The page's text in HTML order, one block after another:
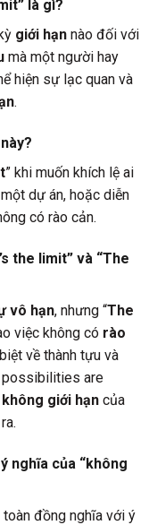
là gì?
giới hạn nào đối với
mà một người hay
hiện sự lạc quan và
.
” khi muốn khích lệ ai
dự án, hoặc diễn
có rào cản.
the limit” và “The
vô hạn, nhưng “The
việc không có rào
về thành tựu và
possibilities are
giới hạn của
nghĩa của “không
toàn đồng nghĩa với ý